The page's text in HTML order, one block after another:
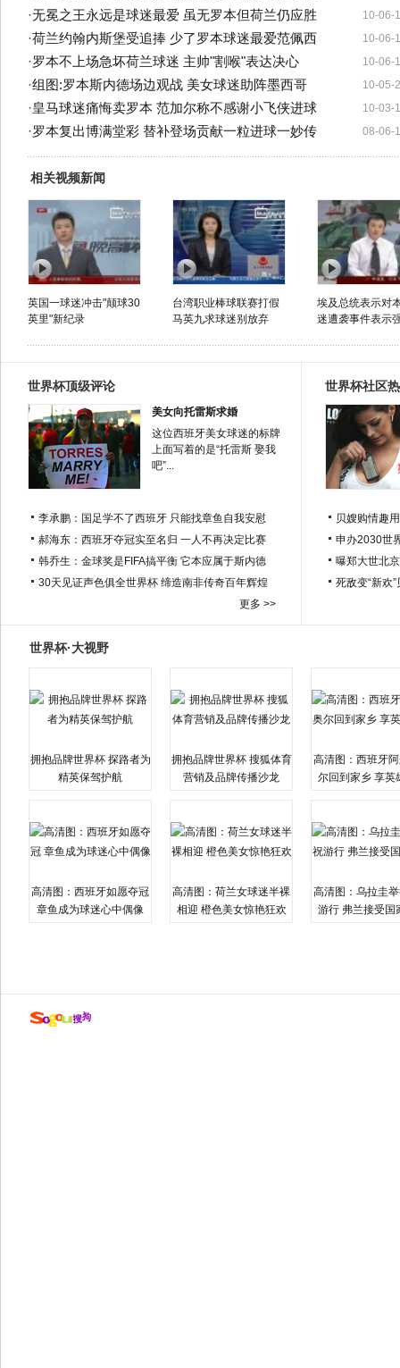
10-06-
·无冕之王永远是球迷最爱 虽无罗本但荷兰仍应胜
10-06-
·荷兰约翰内斯堡受追捧 少了罗本球迷最爱范佩西
10-06-
·罗本不上场急坏荷兰球迷 主帅"割喉"表达决心
10-05-
·组图:罗本斯内德场边观战 美女球迷助阵墨西哥
10-03-
·皇马球迷痛悔卖罗本 范加尔称不感谢小飞侠进球
08-06-
·罗本复出博满堂彩 替补登场贡献一粒进球一妙传
相关视频新闻
英国一球迷冲击"颠球30
英里"新纪录
台湾职业棒球联赛打假
马英九求球迷别放弃
埃及总统表示对
迷遭袭事件表示
世界杯顶级评论
美女向托雷斯求婚
这位西班牙美女球迷的标牌
上面写着的是“托雷斯 娶我
吧”...
李承鹏：国足学不了西班牙 只能找章鱼自我安慰
郝海东：西班牙夺冠实至名归 一人不再决定比赛
韩乔生：金球奖是FIFA搞平衡 它本应属于斯内德
30天见证声色俱全世界杯 缔造南非传奇百年辉煌
更多 >>
世界杯社区
贝嫂购情趣
申办2030世
曝郑大世北
死敌变“新欢
世界杯·大视野
拥抱品牌世界杯 探路者为
精英保驾护航
拥抱品牌世界杯 搜狐体育
营销及品牌传播沙龙
高清图：西班牙
尔回到家乡 享英
高清图：西班牙如愿夺冠
章鱼成为球迷心中偶像
高清图：荷兰女球迷半裸
相迎 橙色美女惊艳狂欢
高清图：乌拉圭
游行 弗兰接受国